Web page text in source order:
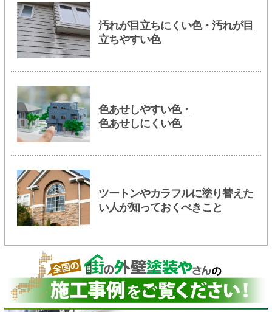
汚れが目立ちにくい色・汚れが目
立ちやすい色
色あせしやすい色・
色あせしにくい色
ツートンやカラフルに塗り替えた
い人が知っておくべきこと